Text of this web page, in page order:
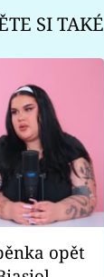
SI TAKÉ
opět